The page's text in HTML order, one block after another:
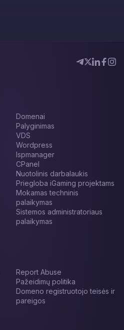
Domenai
Palyginimas
VDS
Wordpress
Ispmanager
CPanel
Nuotolinis darbalaukis
Priegloba iGaming projektams
Mokamas techninis
palaikymas
Sistemos administratoriaus
palaikymas
Report Abuse
Pažeidimų politika
Domeno registruotojo teisės ir
pareigos